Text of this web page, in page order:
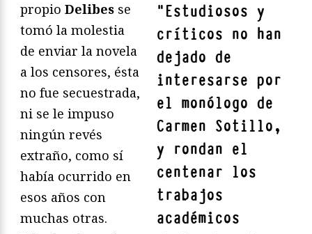
"Estudiosos y
críticos no han
dejado de
interesarse por
el monólogo de
Carmen Sotillo,
y rondan el
centenar los
trabajos
académicos
propio Delibes se
tomó la molestia
de enviar la novela
a los censores, ésta
no fue secuestrada,
ni se le impuso
ningún revés
extraño, como sí
había ocurrido en
esos años con
muchas otras.